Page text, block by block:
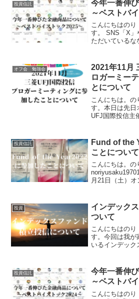
投資信託
今年一番伸
～ベストバ
こんにちはのり
す。 SNS「X」
ただいているな
るのだから、今
オフ会 勉強会
2021年11月
ロガーミー
とについて
こんにちは。の
す。本日は先日
UFJ国際投信主
強になる内容で
オ...
投資信託
Fund of the
ことについて
こんにちは。の
月21日（土）
でそのことを
投資
インデック
ついて
こんにちはのり
す。今回は我が
いるインデック
クションは10
ドの積立...
投資信託
今年一番伸
～ベストバ
こんにちはの